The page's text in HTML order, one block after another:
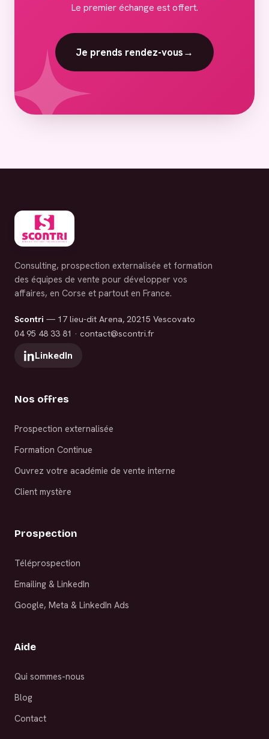
Le premier échange est offert.
Je prends rendez-vous→
Consulting, prospection externalisée et formation
des équipes de vente pour développer vos
affaires, en Corse et partout en France.
Scontri — 17 lieu-dit Arena, 20215 Vescovato
04 95 48 33 81 · contact@scontri.fr
LinkedIn
Nos offres
Prospection externalisée
Formation Continue
Ouvrez votre académie de vente interne
Client mystère
Prospection
Téléprospection
Emailing & LinkedIn
Google, Meta & LinkedIn Ads
Aide
Qui sommes-nous
Blog
Contact